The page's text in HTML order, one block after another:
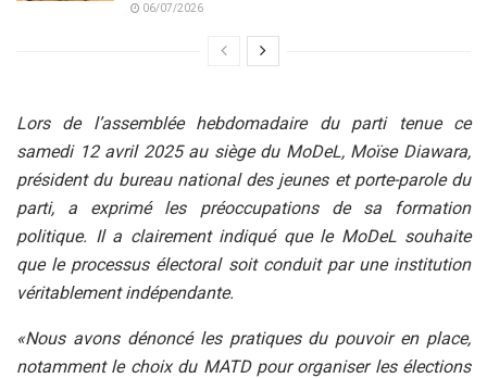
06/07/2026
Lors de l’assemblée hebdomadaire du parti tenue ce
samedi 12 avril 2025 au siège du MoDeL, Moïse Diawara,
président du bureau national des jeunes et porte-parole du
parti, a exprimé les préoccupations de sa formation
politique. Il a clairement indiqué que le MoDeL souhaite
que le processus électoral soit conduit par une institution
véritablement indépendante.
«Nous avons dénoncé les pratiques du pouvoir en place,
notamment le choix du MATD pour organiser les élections